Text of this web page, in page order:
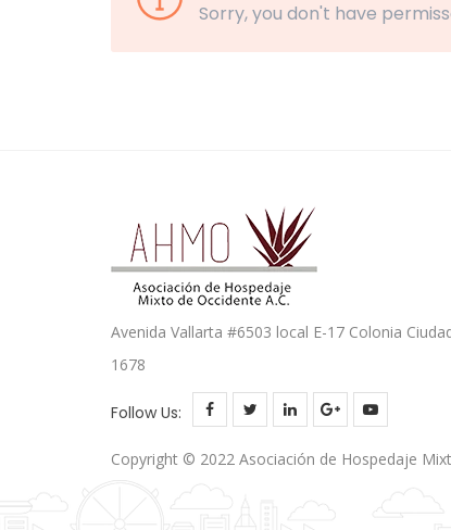
Sorry, you don't have
Avenida Vallarta #6503 local E-17 Colonia
1678
Follow Us:
Copyright © 2022 Asociación de Hospedaje